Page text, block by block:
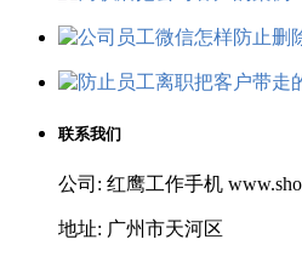
联系我们
公司: 红鹰工作手机
地址: 广州市天河区